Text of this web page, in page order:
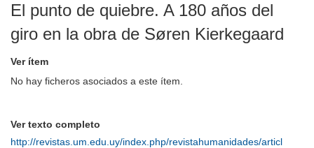
El punto de quiebre. A 180 años del
giro en la obra de Søren Kierkegaard
Ver ítem
No hay ficheros asociados a este ítem.
Ver texto completo
http://revistas.um.edu.uy/index.php/revistahumanidades/articl